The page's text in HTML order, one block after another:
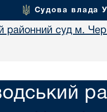
Судова влада
районний суд м.